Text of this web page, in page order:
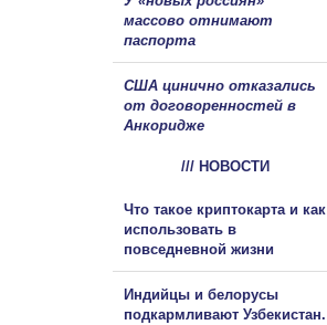
массово отнимают
паспорта
США цинично отказались
от договоренностей в
Анкоридже
/// НОВОСТИ
Что такое криптокарта и как
использовать в
повседневной жизни
Индийцы и белорусы
подкармливают Узбекистан.